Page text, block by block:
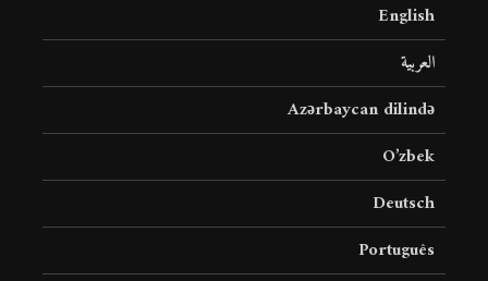
English
العربية
Azərbaycan dilində
O’zbek
Deutsch
Português